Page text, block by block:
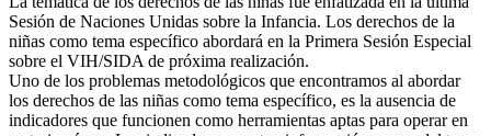
Sesión de Naciones Unidas sobre la Infancia. Los derechos de la
niñas como tema específico abordará en la Primera Sesión Especial
sobre el VIH/SIDA de próxima realización.
Uno de los problemas metodológicos que encontramos al abordar
los derechos de las niñas como tema específico, es la ausencia de
indicadores que funcionen como herramientas aptas para operar en